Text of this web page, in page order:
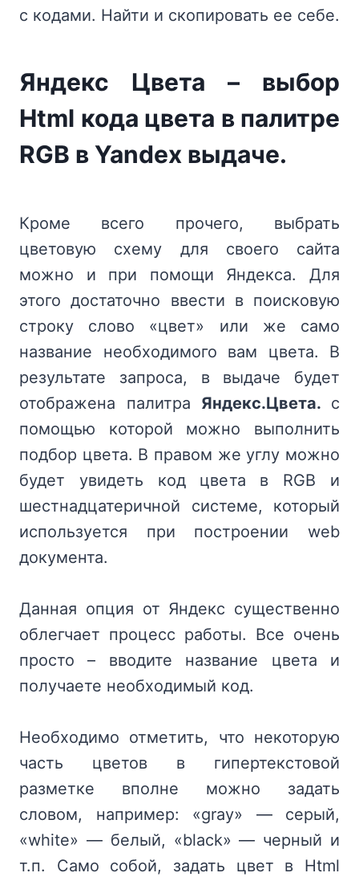
с кодами. Найти и скопировать ее себе.
Яндекс Цвета – выбор
Html кода цвета в палитре
RGB в Yandex выдаче.
Кроме всего прочего, выбрать
цветовую схему для своего сайта
можно и при помощи Яндекса. Для
этого достаточно ввести в поисковую
строку слово «цвет» или же само
название необходимого вам цвета. В
результате запроса, в выдаче будет
отображена палитра Яндекс.Цвета. с
помощью которой можно выполнить
подбор цвета. В правом же углу можно
будет увидеть код цвета в RGB и
шестнадцатеричной системе, который
используется при построении web
документа.
Данная опция от Яндекс существенно
облегчает процесс работы. Все очень
просто – вводите название цвета и
получаете необходимый код.
Необходимо отметить, что некоторую
часть цветов в гипертекстовой
разметке вполне можно задать
словом, например: «gray» — серый,
«white» — белый, «black» — черный и
т.п. Само собой, задать цвет в Html